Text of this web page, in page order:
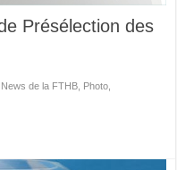
Présélection des
de la FTHB Photo